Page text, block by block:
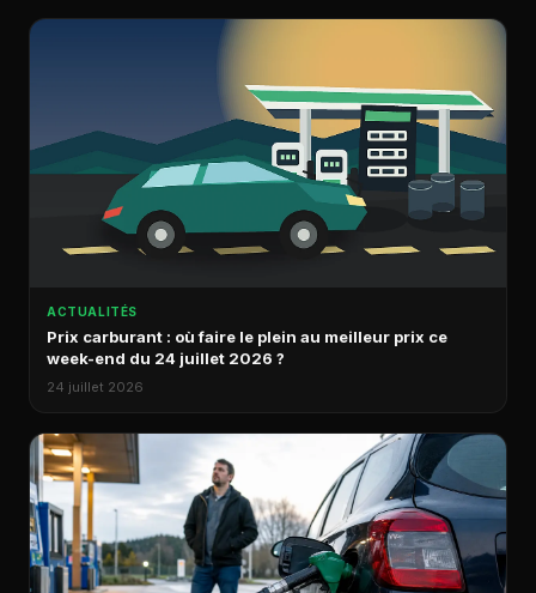
ACTUALITÉS
Prix carburant : où faire le plein au meilleur prix ce
week-end du 24 juillet 2026 ?
24 juillet 2026